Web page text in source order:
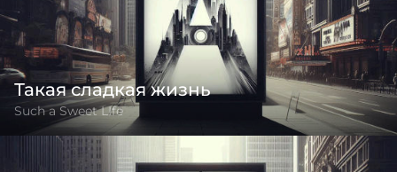
Такая сладкая жизнь
Such a Sweet LIfe